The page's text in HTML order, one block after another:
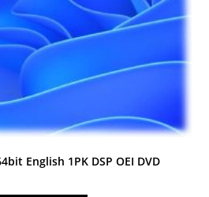
English 1PK DSP OEI DVD